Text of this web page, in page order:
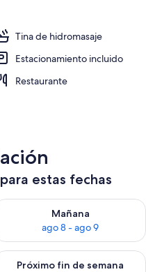
Tina de hidromasaje
Estacionamiento incluido
Restaurante
estas fechas
ago 7 - ago 8
Mañana
ago 8 - ago 9
la disponibilidad
fin de semana ago 7 -
Próximo fin de semana
la disponibilidad